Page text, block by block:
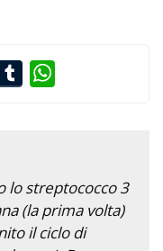
LinkedInTumblr
lo streptococco 3
(la prima volta)
il ciclo di